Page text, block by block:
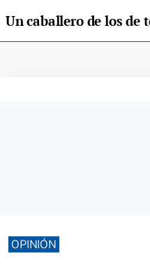
Un caballero de los de
OPINIÓN